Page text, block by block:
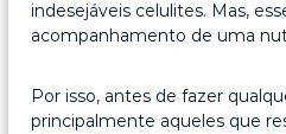
indesejáveis celulites. Mas,
acompanhamento de uma
Por isso, antes de fazer
principalmente aqueles que